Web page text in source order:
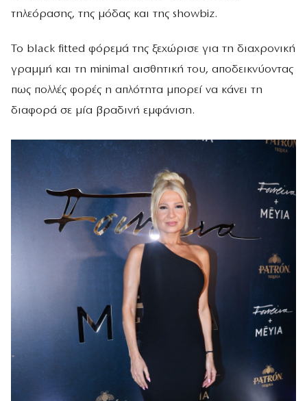
τηλεόρασης, της μόδας και της showbiz.
Το black fitted φόρεμά της ξεχώρισε για τη διαχρονική
γραμμή και τη minimal αισθητική του, αποδεικνύοντας
πως πολλές φορές η απλότητα μπορεί να κάνει τη
διαφορά σε μία βραδινή εμφάνιση.